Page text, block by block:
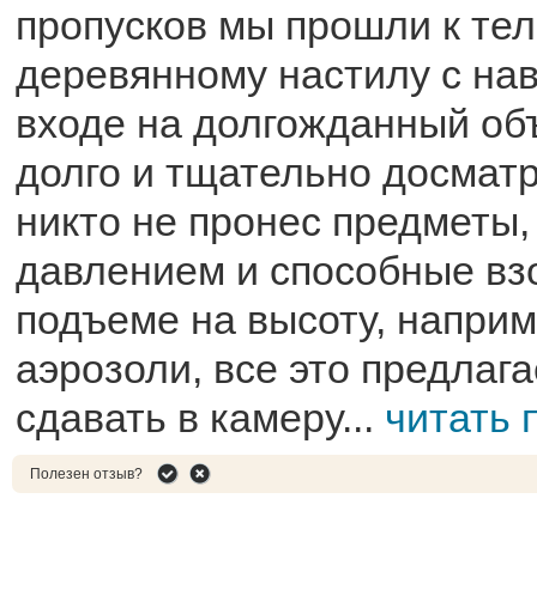
пропусков мы прошли к
деревянному настилу с
входе на долгожданный
долго и тщательно
никто не пронес
давлением и способные
подъеме на высоту,
аэрозоли, все это
сдавать в камеру... читать
Полезен отзыв?